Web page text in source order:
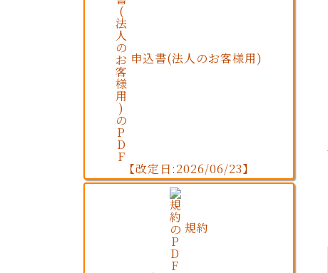
申込書(法人のお客様用)
【改定日:2026/06/23】
規約